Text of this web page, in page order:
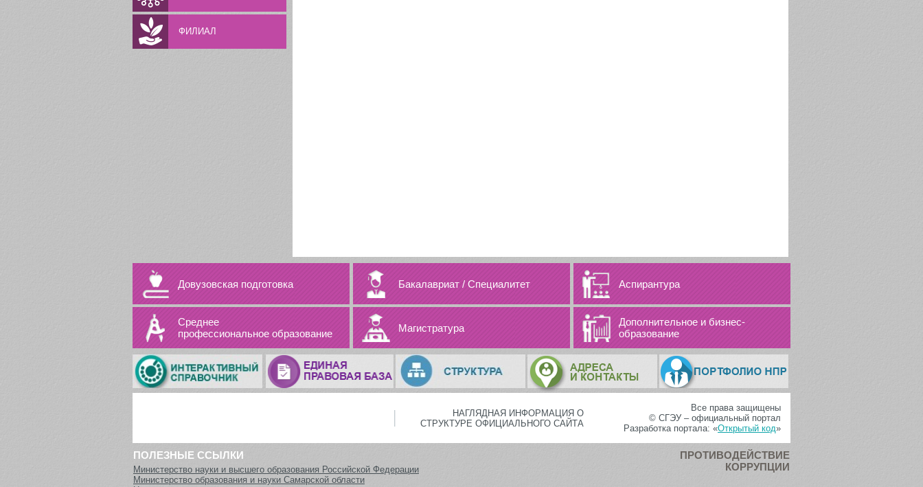
ФИЛИАЛ
Довузовская подготовка Бакалавриат/ Специалитет Аспирантура
Среднее
профессиональное образование
Магистратура
Дополнительное и бизнес-
образование
НАГЛЯДНАЯ ИНФОРМАЦИЯ О
СТРУКТУРЕ ОФИЦИАЛЬНОГО САЙТА
Все права защищены
© СГЭУ – официальный портал
Разработка портала: «Открытый код»
ПРОТИВОДЕЙСТВИЕ
КОРРУПЦИИ
ПОЛЕЗНЫЕ ССЫЛКИ
Министерство науки и высшего образования Российской Федерации
Министерство образования и науки Самарской области